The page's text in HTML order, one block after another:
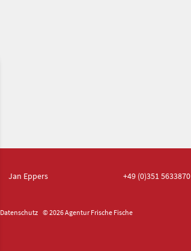
Jan Eppers +49 (0)3515633870
Datenschutz © 2026 Agentur Frische Fische